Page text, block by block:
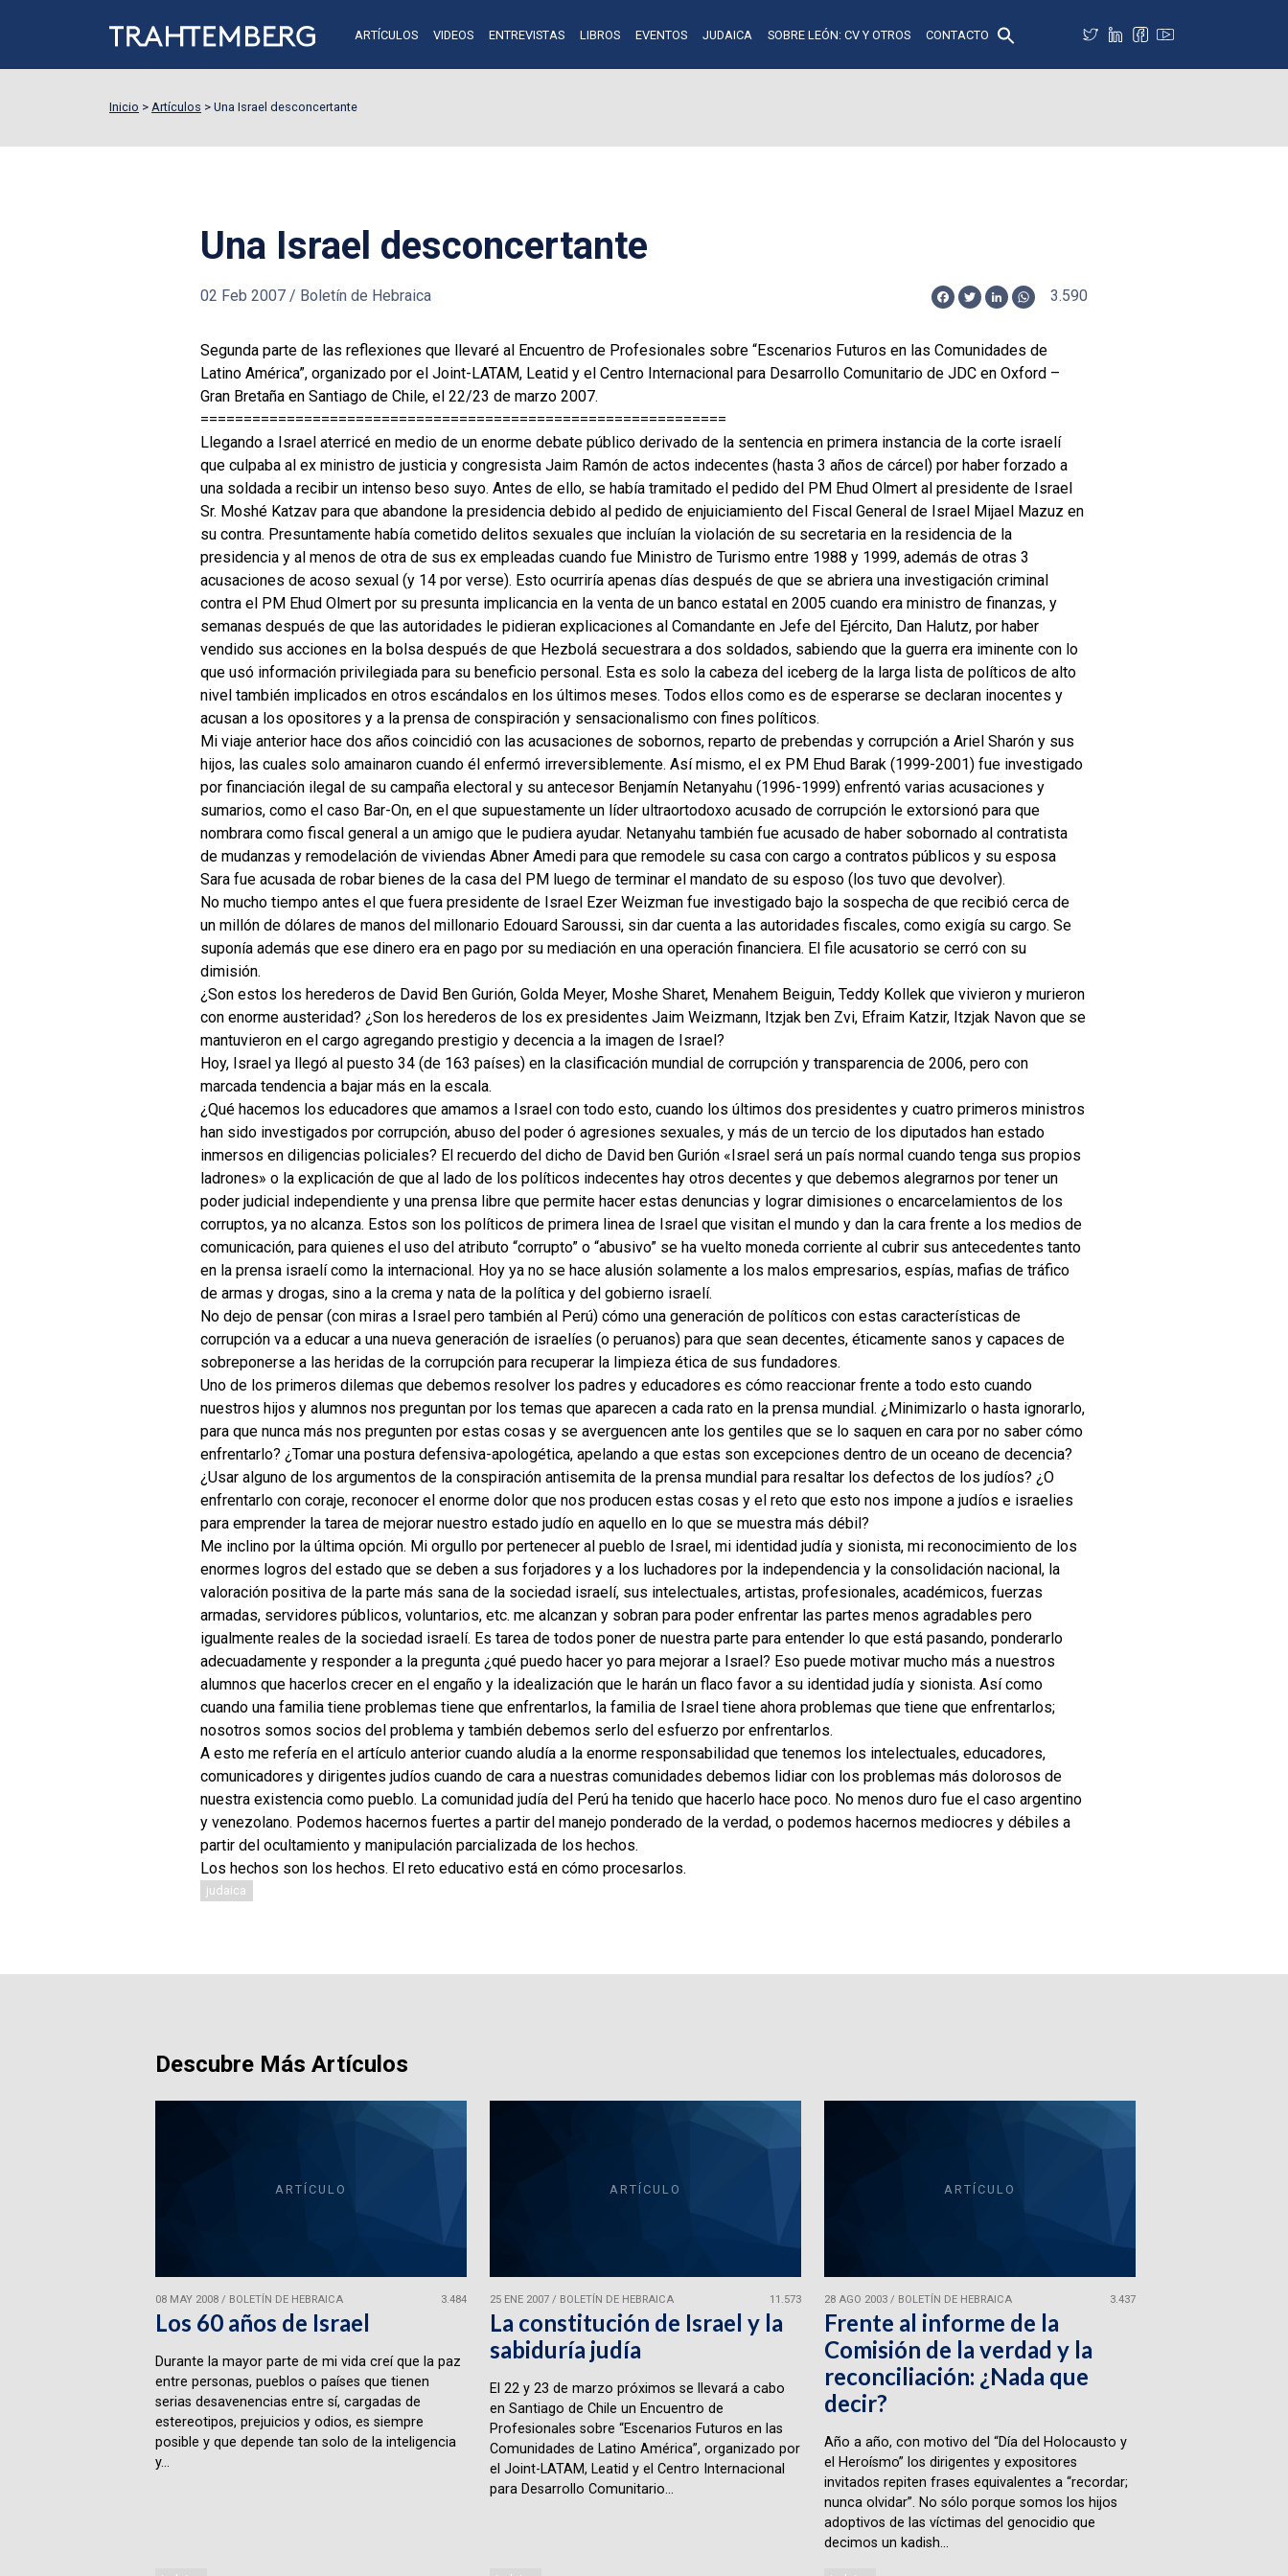
ARTÍCULOS VIDEOS ENTREVISTAS LIBROS EVENTOS JUDAICA SOBRE LEÓN: CV Y OTROS CONTACTO
Inicio > Artículos > Una Israel desconcertante
Una Israel desconcertante
02 Feb 2007 / Boletín de Hebraica
Facebook
TwitterLinkedInWhatsApp
3.590
Segunda parte de las reflexiones que llevaré al Encuentro de Profesionales sobre “Escenarios Futuros en las Comunidades de
Latino América”, organizado por el Joint-LATAM, Leatid y el Centro Internacional para Desarrollo Comunitario de JDC en Oxford –
Gran Bretaña en Santiago de Chile, el 22/23 de marzo 2007.
=============================================================
Llegando a Israel aterricé en medio de un enorme debate público derivado de la sentencia en primera instancia de la corte israelí
que culpaba al ex ministro de justicia y congresista Jaim Ramón de actos indecentes (hasta 3 años de cárcel) por haber forzado a
una soldada a recibir un intenso beso suyo. Antes de ello, se había tramitado el pedido del PM Ehud Olmert al presidente de Israel
Sr. Moshé Katzav para que abandone la presidencia debido al pedido de enjuiciamiento del Fiscal General de Israel Mijael Mazuz en
su contra. Presuntamente había cometido delitos sexuales que incluían la violación de su secretaria en la residencia de la
presidencia y al menos de otra de sus ex empleadas cuando fue Ministro de Turismo entre 1988 y 1999, además de otras 3
acusaciones de acoso sexual (y 14 por verse). Esto ocurriría apenas días después de que se abriera una investigación criminal
contra el PM Ehud Olmert por su presunta implicancia en la venta de un banco estatal en 2005 cuando era ministro de finanzas, y
semanas después de que las autoridades le pidieran explicaciones al Comandante en Jefe del Ejército, Dan Halutz, por haber
vendido sus acciones en la bolsa después de que Hezbolá secuestrara a dos soldados, sabiendo que la guerra era iminente con lo
que usó información privilegiada para su beneficio personal. Esta es solo la cabeza del iceberg de la larga lista de políticos de alto
nivel también implicados en otros escándalos en los últimos meses. Todos ellos como es de esperarse se declaran inocentes y
acusan a los opositores y a la prensa de conspiración y sensacionalismo con fines políticos.
Mi viaje anterior hace dos años coincidió con las acusaciones de sobornos, reparto de prebendas y corrupción a Ariel Sharón y sus
hijos, las cuales solo amainaron cuando él enfermó irreversiblemente. Así mismo, el ex PM Ehud Barak (1999-2001) fue investigado
por financiación ilegal de su campaña electoral y su antecesor Benjamín Netanyahu (1996-1999) enfrentó varias acusaciones y
sumarios, como el caso Bar-On, en el que supuestamente un líder ultraortodoxo acusado de corrupción le extorsionó para que
nombrara como fiscal general a un amigo que le pudiera ayudar. Netanyahu también fue acusado de haber sobornado al contratista
de mudanzas y remodelación de viviendas Abner Amedi para que remodele su casa con cargo a contratos públicos y su esposa
Sara fue acusada de robar bienes de la casa del PM luego de terminar el mandato de su esposo (los tuvo que devolver).
No mucho tiempo antes el que fuera presidente de Israel Ezer Weizman fue investigado bajo la sospecha de que recibió cerca de
un millón de dólares de manos del millonario Edouard Saroussi, sin dar cuenta a las autoridades fiscales, como exigía su cargo. Se
suponía además que ese dinero era en pago por su mediación en una operación financiera. El file acusatorio se cerró con su
dimisión.
¿Son estos los herederos de David Ben Gurión, Golda Meyer, Moshe Sharet, Menahem Beiguin, Teddy Kollek que vivieron y murieron
con enorme austeridad? ¿Son los herederos de los ex presidentes Jaim Weizmann, Itzjak ben Zvi, Efraim Katzir, Itzjak Navon que se
mantuvieron en el cargo agregando prestigio y decencia a la imagen de Israel?
Hoy, Israel ya llegó al puesto 34 (de 163 países) en la clasificación mundial de corrupción y transparencia de 2006, pero con
marcada tendencia a bajar más en la escala.
¿Qué hacemos los educadores que amamos a Israel con todo esto, cuando los últimos dos presidentes y cuatro primeros ministros
han sido investigados por corrupción, abuso del poder ó agresiones sexuales, y más de un tercio de los diputados han estado
inmersos en diligencias policiales? El recuerdo del dicho de David ben Gurión «Israel será un país normal cuando tenga sus propios
ladrones» o la explicación de que al lado de los políticos indecentes hay otros decentes y que debemos alegrarnos por tener un
poder judicial independiente y una prensa libre que permite hacer estas denuncias y lograr dimisiones o encarcelamientos de los
corruptos, ya no alcanza. Estos son los políticos de primera linea de Israel que visitan el mundo y dan la cara frente a los medios de
comunicación, para quienes el uso del atributo “corrupto” o “abusivo” se ha vuelto moneda corriente al cubrir sus antecedentes tanto
en la prensa israelí como la internacional. Hoy ya no se hace alusión solamente a los malos empresarios, espías, mafias de tráfico
de armas y drogas, sino a la crema y nata de la política y del gobierno israelí.
No dejo de pensar (con miras a Israel pero también al Perú) cómo una generación de políticos con estas características de
corrupción va a educar a una nueva generación de israelíes (o peruanos) para que sean decentes, éticamente sanos y capaces de
sobreponerse a las heridas de la corrupción para recuperar la limpieza ética de sus fundadores.
Uno de los primeros dilemas que debemos resolver los padres y educadores es cómo reaccionar frente a todo esto cuando
nuestros hijos y alumnos nos preguntan por los temas que aparecen a cada rato en la prensa mundial. ¿Minimizarlo o hasta ignorarlo,
para que nunca más nos pregunten por estas cosas y se averguencen ante los gentiles que se lo saquen en cara por no saber cómo
enfrentarlo? ¿Tomar una postura defensiva-apologética, apelando a que estas son excepciones dentro de un oceano de decencia?
¿Usar alguno de los argumentos de la conspiración antisemita de la prensa mundial para resaltar los defectos de los judíos? ¿O
enfrentarlo con coraje, reconocer el enorme dolor que nos producen estas cosas y el reto que esto nos impone a judíos e israelies
para emprender la tarea de mejorar nuestro estado judío en aquello en lo que se muestra más débil?
Me inclino por la última opción. Mi orgullo por pertenecer al pueblo de Israel, mi identidad judía y sionista, mi reconocimiento de los
enormes logros del estado que se deben a sus forjadores y a los luchadores por la independencia y la consolidación nacional, la
valoración positiva de la parte más sana de la sociedad israelí, sus intelectuales, artistas, profesionales, académicos, fuerzas
armadas, servidores públicos, voluntarios, etc. me alcanzan y sobran para poder enfrentar las partes menos agradables pero
igualmente reales de la sociedad israelí. Es tarea de todos poner de nuestra parte para entender lo que está pasando, ponderarlo
adecuadamente y responder a la pregunta ¿qué puedo hacer yo para mejorar a Israel? Eso puede motivar mucho más a nuestros
alumnos que hacerlos crecer en el engaño y la idealización que le harán un flaco favor a su identidad judía y sionista. Así como
cuando una familia tiene problemas tiene que enfrentarlos, la familia de Israel tiene ahora problemas que tiene que enfrentarlos;
nosotros somos socios del problema y también debemos serlo del esfuerzo por enfrentarlos.
A esto me refería en el artículo anterior cuando aludía a la enorme responsabilidad que tenemos los intelectuales, educadores,
comunicadores y dirigentes judíos cuando de cara a nuestras comunidades debemos lidiar con los problemas más dolorosos de
nuestra existencia como pueblo. La comunidad judía del Perú ha tenido que hacerlo hace poco. No menos duro fue el caso argentino
y venezolano. Podemos hacernos fuertes a partir del manejo ponderado de la verdad, o podemos hacernos mediocres y débiles a
partir del ocultamiento y manipulación parcializada de los hechos.
Los hechos son los hechos. El reto educativo está en cómo procesarlos.
judaica
Descubre Más Artículos
ARTÍCULO
08 MAY 2008/ BOLETÍN DE HEBRAICA 3.484
Los 60 años de Israel
Durante la mayor parte de mi vida creí que la paz
entre personas, pueblos o países que tienen
serias desavenencias entre sí, cargadas de
estereotipos, prejuicios y odios, es siempre
posible y que depende tan solo de la inteligencia
y...
ARTÍCULO
25 ENE 2007/ BOLETÍN DE HEBRAICA 11.573
La constitución de Israel y la
sabiduría judía
El 22 y 23 de marzo próximos se llevará a cabo
en Santiago de Chile un Encuentro de
Profesionales sobre “Escenarios Futuros en las
Comunidades de Latino América”, organizado por
el Joint-LATAM, Leatid y el Centro Internacional
para Desarrollo Comunitario...
ARTÍCULO
28 AGO 2003/ BOLETÍN DE HEBRAICA 3.437
Frente al informe de la
Comisión de la verdad y la
reconciliación: ¿Nada que
decir?
Año a año, con motivo del “Día del Holocausto y
el Heroísmo” los dirigentes y expositores
invitados repiten frases equivalentes a “recordar;
nunca olvidar”. No sólo porque somos los hijos
adoptivos de las víctimas del genocidio que
decimos un kadish...